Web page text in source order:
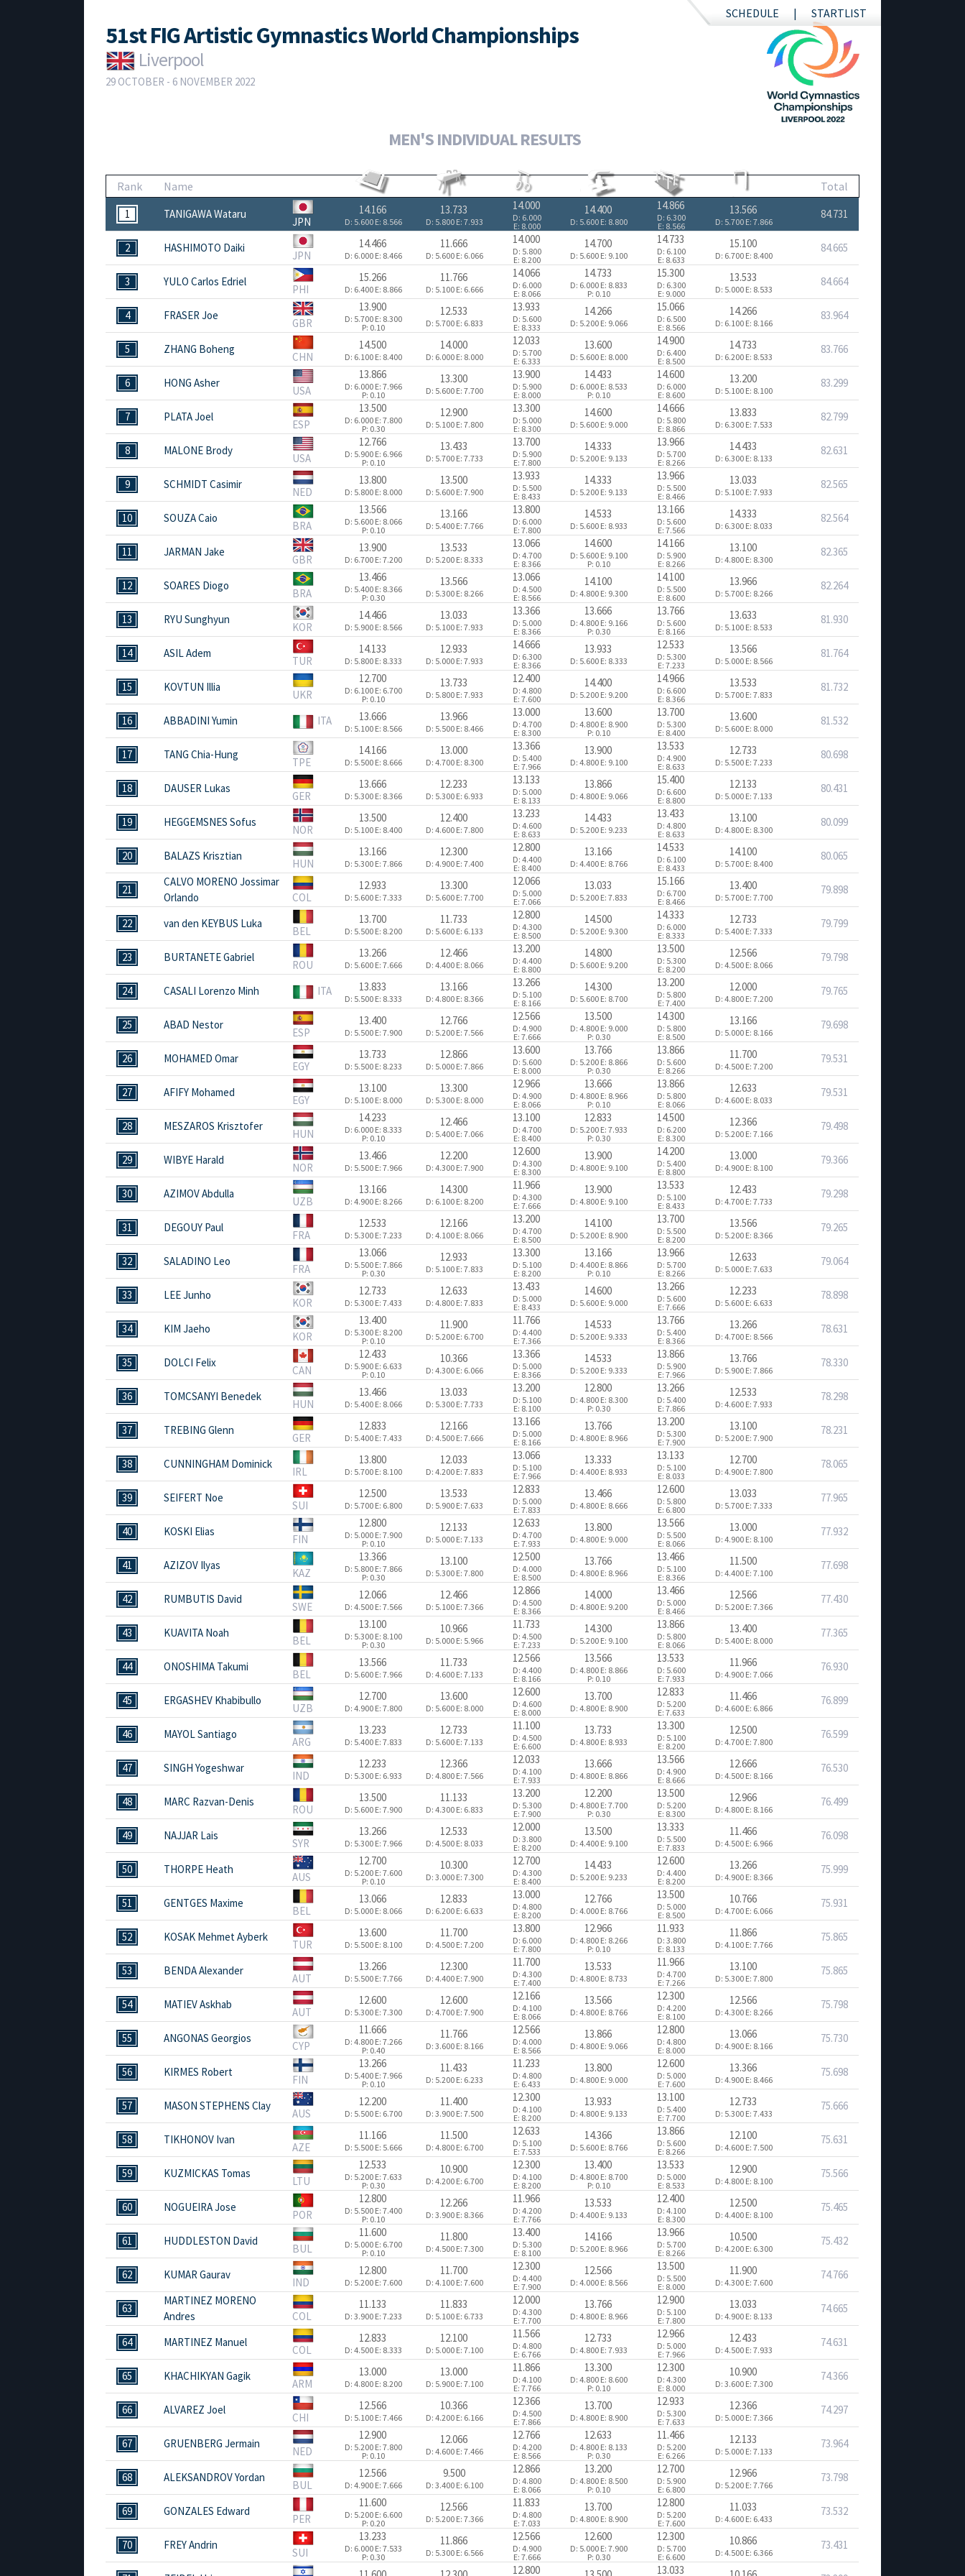
SCHEDULE STARTLIST
51st FIG Artistic Gymnastics World Championships
Liverpool
29 OCTOBER - 6 NOVEMBER 2022
MEN'S INDIVIDUAL RESULTS
Rank Name Total
1 TANIGAWA Wataru
JPN
14.166
D: 5.600 E: 8.566
13.733
D: 5.800 E: 7.933
14.000
D: 6.000
E: 8.000
14.400
D: 5.600 E: 8.800
14.866
D: 6.300
E: 8.566
13.566
D: 5.700 E: 7.866
84.731
2 HASHIMOTO Daiki
JPN
14.466
D: 6.000 E: 8.466
11.666
D: 5.600 E: 6.066
14.000
D: 5.800
E: 8.200
14.700
D: 5.600 E: 9.100
14.733
D: 6.100
E: 8.633
15.100
D: 6.700 E: 8.400
84.665
3 YULO Carlos Edriel
PHI
15.266
D: 6.400 E: 8.866
11.766
D: 5.100 E: 6.666
14.066
D: 6.000
E: 8.066
14.733
D: 6.000 E: 8.833
P: 0.10
15.300
D: 6.300
E: 9.000
13.533
D: 5.000 E: 8.533
84.664
4 FRASER Joe
GBR
13.900
D: 5.700 E: 8.300
P: 0.10
12.533
D: 5.700 E: 6.833
13.933
D: 5.600
E: 8.333
14.266
D: 5.200 E: 9.066
15.066
D: 6.500
E: 8.566
14.266
D: 6.100 E: 8.166
83.964
5 ZHANG Boheng
CHN
14.500
D: 6.100 E: 8.400
14.000
D: 6.000 E: 8.000
12.033
D: 5.700
E: 6.333
13.600
D: 5.600 E: 8.000
14.900
D: 6.400
E: 8.500
14.733
D: 6.200 E: 8.533
83.766
6 HONG Asher
USA
13.866
D: 6.000 E: 7.966
P: 0.10
13.300
D: 5.600 E: 7.700
13.900
D: 5.900
E: 8.000
14.433
D: 6.000 E: 8.533
P: 0.10
14.600
D: 6.000
E: 8.600
13.200
D: 5.100 E: 8.100
83.299
7 PLATA Joel
ESP
13.500
D: 6.000 E: 7.800
P: 0.30
12.900
D: 5.100 E: 7.800
13.300
D: 5.000
E: 8.300
14.600
D: 5.600 E: 9.000
14.666
D: 5.800
E: 8.866
13.833
D: 6.300 E: 7.533
82.799
8 MALONE Brody
USA
12.766
D: 5.900 E: 6.966
P: 0.10
13.433
D: 5.700 E: 7.733
13.700
D: 5.900
E: 7.800
14.333
D: 5.200 E: 9.133
13.966
D: 5.700
E: 8.266
14.433
D: 6.300 E: 8.133
82.631
9 SCHMIDT Casimir
NED
13.800
D: 5.800 E: 8.000
13.500
D: 5.600 E: 7.900
13.933
D: 5.500
E: 8.433
14.333
D: 5.200 E: 9.133
13.966
D: 5.500
E: 8.466
13.033
D: 5.100 E: 7.933
82.565
10 SOUZA Caio
BRA
13.566
D: 5.600 E: 8.066
P: 0.10
13.166
D: 5.400 E: 7.766
13.800
D: 6.000
E: 7.800
14.533
D: 5.600 E: 8.933
13.166
D: 5.600
E: 7.566
14.333
D: 6.300 E: 8.033
82.564
11 JARMAN Jake
GBR
13.900
D: 6.700 E: 7.200
13.533
D: 5.200 E: 8.333
13.066
D: 4.700
E: 8.366
14.600
D: 5.600 E: 9.100
P: 0.10
14.166
D: 5.900
E: 8.266
13.100
D: 4.800 E: 8.300
82.365
12 SOARES Diogo
BRA
13.466
D: 5.400 E: 8.366
P: 0.30
13.566
D: 5.300 E: 8.266
13.066
D: 4.500
E: 8.566
14.100
D: 4.800 E: 9.300
14.100
D: 5.500
E: 8.600
13.966
D: 5.700 E: 8.266
82.264
13 RYU Sunghyun
KOR
14.466
D: 5.900 E: 8.566
13.033
D: 5.100 E: 7.933
13.366
D: 5.000
E: 8.366
13.666
D: 4.800 E: 9.166
P: 0.30
13.766
D: 5.600
E: 8.166
13.633
D: 5.100 E: 8.533
81.930
14 ASIL Adem
TUR
14.133
D: 5.800 E: 8.333
12.933
D: 5.000 E: 7.933
14.666
D: 6.300
E: 8.366
13.933
D: 5.600 E: 8.333
12.533
D: 5.300
E: 7.233
13.566
D: 5.000 E: 8.566
81.764
15 KOVTUN Illia
UKR
12.700
D: 6.100 E: 6.700
P: 0.10
13.733
D: 5.800 E: 7.933
12.400
D: 4.800
E: 7.600
14.400
D: 5.200 E: 9.200
14.966
D: 6.600
E: 8.366
13.533
D: 5.700 E: 7.833
81.732
16 ABBADINI Yumin ITA 13.666
D: 5.100 E: 8.566
13.966
D: 5.500 E: 8.466
13.000
D: 4.700
E: 8.300
13.600
D: 4.800 E: 8.900
P: 0.10
13.700
D: 5.300
E: 8.400
13.600
D: 5.600 E: 8.000
81.532
17 TANG Chia-Hung
TPE
14.166
D: 5.500 E: 8.666
13.000
D: 4.700 E: 8.300
13.366
D: 5.400
E: 7.966
13.900
D: 4.800 E: 9.100
13.533
D: 4.900
E: 8.633
12.733
D: 5.500 E: 7.233
80.698
18 DAUSER Lukas
GER
13.666
D: 5.300 E: 8.366
12.233
D: 5.300 E: 6.933
13.133
D: 5.000
E: 8.133
13.866
D: 4.800 E: 9.066
15.400
D: 6.600
E: 8.800
12.133
D: 5.000 E: 7.133
80.431
19 HEGGEMSNES Sofus
NOR
13.500
D: 5.100 E: 8.400
12.400
D: 4.600 E: 7.800
13.233
D: 4.600
E: 8.633
14.433
D: 5.200 E: 9.233
13.433
D: 4.800
E: 8.633
13.100
D: 4.800 E: 8.300
80.099
20 BALAZS Krisztian
HUN
13.166
D: 5.300 E: 7.866
12.300
D: 4.900 E: 7.400
12.800
D: 4.400
E: 8.400
13.166
D: 4.400 E: 8.766
14.533
D: 6.100
E: 8.433
14.100
D: 5.700 E: 8.400
80.065
21
CALVO MORENO Jossimar
Orlando
COL
12.933
D: 5.600 E: 7.333
13.300
D: 5.600 E: 7.700
12.066
D: 5.000
E: 7.066
13.033
D: 5.200 E: 7.833
15.166
D: 6.700
E: 8.466
13.400
D: 5.700 E: 7.700
79.898
22 van den KEYBUS Luka
BEL
13.700
D: 5.500 E: 8.200
11.733
D: 5.600 E: 6.133
12.800
D: 4.300
E: 8.500
14.500
D: 5.200 E: 9.300
14.333
D: 6.000
E: 8.333
12.733
D: 5.400 E: 7.333
79.799
23 BURTANETE Gabriel
ROU
13.266
D: 5.600 E: 7.666
12.466
D: 4.400 E: 8.066
13.200
D: 4.400
E: 8.800
14.800
D: 5.600 E: 9.200
13.500
D: 5.300
E: 8.200
12.566
D: 4.500 E: 8.066
79.798
24 CASALI Lorenzo Minh ITA 13.833
D: 5.500 E: 8.333
13.166
D: 4.800 E: 8.366
13.266
D: 5.100
E: 8.166
14.300
D: 5.600 E: 8.700
13.200
D: 5.800
E: 7.400
12.000
D: 4.800 E: 7.200
79.765
25 ABAD Nestor
ESP
13.400
D: 5.500 E: 7.900
12.766
D: 5.200 E: 7.566
12.566
D: 4.900
E: 7.666
13.500
D: 4.800 E: 9.000
P: 0.30
14.300
D: 5.800
E: 8.500
13.166
D: 5.000 E: 8.166
79.698
26 MOHAMED Omar
EGY
13.733
D: 5.500 E: 8.233
12.866
D: 5.000 E: 7.866
13.600
D: 5.600
E: 8.000
13.766
D: 5.200 E: 8.866
P: 0.30
13.866
D: 5.600
E: 8.266
11.700
D: 4.500 E: 7.200
79.531
27 AFIFY Mohamed
EGY
13.100
D: 5.100 E: 8.000
13.300
D: 5.300 E: 8.000
12.966
D: 4.900
E: 8.066
13.666
D: 4.800 E: 8.966
P: 0.10
13.866
D: 5.800
E: 8.066
12.633
D: 4.600 E: 8.033
79.531
28 MESZAROS Krisztofer
HUN
14.233
D: 6.000 E: 8.333
P: 0.10
12.466
D: 5.400 E: 7.066
13.100
D: 4.700
E: 8.400
12.833
D: 5.200 E: 7.933
P: 0.30
14.500
D: 6.200
E: 8.300
12.366
D: 5.200 E: 7.166
79.498
29 WIBYE Harald
NOR
13.466
D: 5.500 E: 7.966
12.200
D: 4.300 E: 7.900
12.600
D: 4.300
E: 8.300
13.900
D: 4.800 E: 9.100
14.200
D: 5.400
E: 8.800
13.000
D: 4.900 E: 8.100
79.366
30 AZIMOV Abdulla
UZB
13.166
D: 4.900 E: 8.266
14.300
D: 6.100 E: 8.200
11.966
D: 4.300
E: 7.666
13.900
D: 4.800 E: 9.100
13.533
D: 5.100
E: 8.433
12.433
D: 4.700 E: 7.733
79.298
31 DEGOUY Paul
FRA
12.533
D: 5.300 E: 7.233
12.166
D: 4.100 E: 8.066
13.200
D: 4.700
E: 8.500
14.100
D: 5.200 E: 8.900
13.700
D: 5.500
E: 8.200
13.566
D: 5.200 E: 8.366
79.265
32 SALADINO Leo
FRA
13.066
D: 5.500 E: 7.866
P: 0.30
12.933
D: 5.100 E: 7.833
13.300
D: 5.100
E: 8.200
13.166
D: 4.400 E: 8.866
P: 0.10
13.966
D: 5.700
E: 8.266
12.633
D: 5.000 E: 7.633
79.064
33 LEE Junho
KOR
12.733
D: 5.300 E: 7.433
12.633
D: 4.800 E: 7.833
13.433
D: 5.000
E: 8.433
14.600
D: 5.600 E: 9.000
13.266
D: 5.600
E: 7.666
12.233
D: 5.600 E: 6.633
78.898
34 KIM Jaeho
KOR
13.400
D: 5.300 E: 8.200
P: 0.10
11.900
D: 5.200 E: 6.700
11.766
D: 4.400
E: 7.366
14.533
D: 5.200 E: 9.333
13.766
D: 5.400
E: 8.366
13.266
D: 4.700 E: 8.566
78.631
35 DOLCI Felix
CAN
12.433
D: 5.900 E: 6.633
P: 0.10
10.366
D: 4.300 E: 6.066
13.366
D: 5.000
E: 8.366
14.533
D: 5.200 E: 9.333
13.866
D: 5.900
E: 7.966
13.766
D: 5.900 E: 7.866
78.330
36 TOMCSANYI Benedek
HUN
13.466
D: 5.400 E: 8.066
13.033
D: 5.300 E: 7.733
13.200
D: 5.100
E: 8.100
12.800
D: 4.800 E: 8.300
P: 0.30
13.266
D: 5.400
E: 7.866
12.533
D: 4.600 E: 7.933
78.298
37 TREBING Glenn
GER
12.833
D: 5.400 E: 7.433
12.166
D: 4.500 E: 7.666
13.166
D: 5.000
E: 8.166
13.766
D: 4.800 E: 8.966
13.200
D: 5.300
E: 7.900
13.100
D: 5.200 E: 7.900
78.231
38 CUNNINGHAM Dominick
IRL
13.800
D: 5.700 E: 8.100
12.033
D: 4.200 E: 7.833
13.066
D: 5.100
E: 7.966
13.333
D: 4.400 E: 8.933
13.133
D: 5.100
E: 8.033
12.700
D: 4.900 E: 7.800
78.065
39 SEIFERT Noe
SUI
12.500
D: 5.700 E: 6.800
13.533
D: 5.900 E: 7.633
12.833
D: 5.000
E: 7.833
13.466
D: 4.800 E: 8.666
12.600
D: 5.800
E: 6.800
13.033
D: 5.700 E: 7.333
77.965
40 KOSKI Elias
FIN
12.800
D: 5.000 E: 7.900
P: 0.10
12.133
D: 5.000 E: 7.133
12.633
D: 4.700
E: 7.933
13.800
D: 4.800 E: 9.000
13.566
D: 5.500
E: 8.066
13.000
D: 4.900 E: 8.100
77.932
41 AZIZOV Ilyas
KAZ
13.366
D: 5.800 E: 7.866
P: 0.30
13.100
D: 5.300 E: 7.800
12.500
D: 4.000
E: 8.500
13.766
D: 4.800 E: 8.966
13.466
D: 5.100
E: 8.366
11.500
D: 4.400 E: 7.100
77.698
42 RUMBUTIS David
SWE
12.066
D: 4.500 E: 7.566
12.466
D: 5.100 E: 7.366
12.866
D: 4.500
E: 8.366
14.000
D: 4.800 E: 9.200
13.466
D: 5.000
E: 8.466
12.566
D: 5.200 E: 7.366
77.430
43 KUAVITA Noah
BEL
13.100
D: 5.300 E: 8.100
P: 0.30
10.966
D: 5.000 E: 5.966
11.733
D: 4.500
E: 7.233
14.300
D: 5.200 E: 9.100
13.866
D: 5.800
E: 8.066
13.400
D: 5.400 E: 8.000
77.365
44 ONOSHIMA Takumi
BEL
13.566
D: 5.600 E: 7.966
11.733
D: 4.600 E: 7.133
12.566
D: 4.400
E: 8.166
13.566
D: 4.800 E: 8.866
P: 0.10
13.533
D: 5.600
E: 7.933
11.966
D: 4.900 E: 7.066
76.930
45 ERGASHEV Khabibullo
UZB
12.700
D: 4.900 E: 7.800
13.600
D: 5.600 E: 8.000
12.600
D: 4.600
E: 8.000
13.700
D: 4.800 E: 8.900
12.833
D: 5.200
E: 7.633
11.466
D: 4.600 E: 6.866
76.899
46 MAYOL Santiago
ARG
13.233
D: 5.400 E: 7.833
12.733
D: 5.600 E: 7.133
11.100
D: 4.500
E: 6.600
13.733
D: 4.800 E: 8.933
13.300
D: 5.100
E: 8.200
12.500
D: 4.700 E: 7.800
76.599
47 SINGH Yogeshwar
IND
12.233
D: 5.300 E: 6.933
12.366
D: 4.800 E: 7.566
12.033
D: 4.100
E: 7.933
13.666
D: 4.800 E: 8.866
13.566
D: 4.900
E: 8.666
12.666
D: 4.500 E: 8.166
76.530
48 MARC Razvan-Denis
ROU
13.500
D: 5.600 E: 7.900
11.133
D: 4.300 E: 6.833
13.200
D: 5.300
E: 7.900
12.200
D: 4.800 E: 7.700
P: 0.30
13.500
D: 5.200
E: 8.300
12.966
D: 4.800 E: 8.166
76.499
49 NAJJAR Lais
SYR
13.266
D: 5.300 E: 7.966
12.533
D: 4.500 E: 8.033
12.000
D: 3.800
E: 8.200
13.500
D: 4.400 E: 9.100
13.333
D: 5.500
E: 7.833
11.466
D: 4.500 E: 6.966
76.098
50 THORPE Heath
AUS
12.700
D: 5.200 E: 7.600
P: 0.10
10.300
D: 3.000 E: 7.300
12.700
D: 4.300
E: 8.400
14.433
D: 5.200 E: 9.233
12.600
D: 4.400
E: 8.200
13.266
D: 4.900 E: 8.366
75.999
51 GENTGES Maxime
BEL
13.066
D: 5.000 E: 8.066
12.833
D: 6.200 E: 6.633
13.000
D: 4.800
E: 8.200
12.766
D: 4.000 E: 8.766
13.500
D: 5.000
E: 8.500
10.766
D: 4.700 E: 6.066
75.931
52 KOSAK Mehmet Ayberk
TUR
13.600
D: 5.500 E: 8.100
11.700
D: 4.500 E: 7.200
13.800
D: 6.000
E: 7.800
12.966
D: 4.800 E: 8.266
P: 0.10
11.933
D: 3.800
E: 8.133
11.866
D: 4.100 E: 7.766
75.865
53 BENDA Alexander
AUT
13.266
D: 5.500 E: 7.766
12.300
D: 4.400 E: 7.900
11.700
D: 4.300
E: 7.400
13.533
D: 4.800 E: 8.733
11.966
D: 4.700
E: 7.266
13.100
D: 5.300 E: 7.800
75.865
54 MATIEV Askhab
AUT
12.600
D: 5.300 E: 7.300
12.600
D: 4.700 E: 7.900
12.166
D: 4.100
E: 8.066
13.566
D: 4.800 E: 8.766
12.300
D: 4.200
E: 8.100
12.566
D: 4.300 E: 8.266
75.798
55 ANGONAS Georgios
CYP
11.666
D: 4.800 E: 7.266
P: 0.40
11.766
D: 3.600 E: 8.166
12.566
D: 4.000
E: 8.566
13.866
D: 4.800 E: 9.066
12.800
D: 4.800
E: 8.000
13.066
D: 4.900 E: 8.166
75.730
56 KIRMES Robert
FIN
13.266
D: 5.400 E: 7.966
P: 0.10
11.433
D: 5.200 E: 6.233
11.233
D: 4.800
E: 6.433
13.800
D: 4.800 E: 9.000
12.600
D: 5.000
E: 7.600
13.366
D: 4.900 E: 8.466
75.698
57 MASON STEPHENS Clay
AUS
12.200
D: 5.500 E: 6.700
11.400
D: 3.900 E: 7.500
12.300
D: 4.100
E: 8.200
13.933
D: 4.800 E: 9.133
13.100
D: 5.400
E: 7.700
12.733
D: 5.300 E: 7.433
75.666
58 TIKHONOV Ivan
AZE
11.166
D: 5.500 E: 5.666
11.500
D: 4.800 E: 6.700
12.633
D: 5.100
E: 7.533
14.366
D: 5.600 E: 8.766
13.866
D: 5.600
E: 8.266
12.100
D: 4.600 E: 7.500
75.631
59 KUZMICKAS Tomas
LTU
12.533
D: 5.200 E: 7.633
P: 0.30
10.900
D: 4.200 E: 6.700
12.300
D: 4.100
E: 8.200
13.400
D: 4.800 E: 8.700
P: 0.10
13.533
D: 5.000
E: 8.533
12.900
D: 4.800 E: 8.100
75.566
60 NOGUEIRA Jose
POR
12.800
D: 5.500 E: 7.400
P: 0.10
12.266
D: 3.900 E: 8.366
11.966
D: 4.200
E: 7.766
13.533
D: 4.400 E: 9.133
12.400
D: 4.100
E: 8.300
12.500
D: 4.400 E: 8.100
75.465
61 HUDDLESTON David
BUL
11.600
D: 5.000 E: 6.700
P: 0.10
11.800
D: 4.500 E: 7.300
13.400
D: 5.300
E: 8.100
14.166
D: 5.200 E: 8.966
13.966
D: 5.700
E: 8.266
10.500
D: 4.200 E: 6.300
75.432
62 KUMAR Gaurav
IND
12.800
D: 5.200 E: 7.600
11.700
D: 4.100 E: 7.600
12.300
D: 4.400
E: 7.900
12.566
D: 4.000 E: 8.566
13.500
D: 5.500
E: 8.000
11.900
D: 4.300 E: 7.600
74.766
63
MARTINEZ MORENO
Andres
COL
11.133
D: 3.900 E: 7.233
11.833
D: 5.100 E: 6.733
12.000
D: 4.300
E: 7.700
13.766
D: 4.800 E: 8.966
12.900
D: 5.100
E: 7.800
13.033
D: 4.900 E: 8.133
74.665
64 MARTINEZ Manuel
COL
12.833
D: 4.500 E: 8.333
12.100
D: 5.000 E: 7.100
11.566
D: 4.800
E: 6.766
12.733
D: 4.800 E: 7.933
12.966
D: 5.000
E: 7.966
12.433
D: 4.500 E: 7.933
74.631
65 KHACHIKYAN Gagik
ARM
13.000
D: 4.800 E: 8.200
13.000
D: 5.900 E: 7.100
11.866
D: 4.100
E: 7.766
13.300
D: 4.800 E: 8.600
P: 0.10
12.300
D: 4.300
E: 8.000
10.900
D: 3.600 E: 7.300
74.366
66 ALVAREZ Joel
CHI
12.566
D: 5.100 E: 7.466
10.366
D: 4.200 E: 6.166
12.366
D: 4.500
E: 7.866
13.700
D: 4.800 E: 8.900
12.933
D: 5.300
E: 7.633
12.366
D: 5.000 E: 7.366
74.297
67 GRUENBERG Jermain
NED
12.900
D: 5.200 E: 7.800
P: 0.10
12.066
D: 4.600 E: 7.466
12.766
D: 4.200
E: 8.566
12.633
D: 4.800 E: 8.133
P: 0.30
11.466
D: 5.200
E: 6.266
12.133
D: 5.000 E: 7.133
73.964
68 ALEKSANDROV Yordan
BUL
12.566
D: 4.900 E: 7.666
9.500
D: 3.400 E: 6.100
12.866
D: 4.800
E: 8.066
13.200
D: 4.800 E: 8.500
P: 0.10
12.700
D: 5.900
E: 6.800
12.966
D: 5.200 E: 7.766
73.798
69 GONZALES Edward
PER
11.600
D: 5.200 E: 6.600
P: 0.20
12.566
D: 5.200 E: 7.366
11.833
D: 4.800
E: 7.033
13.700
D: 4.800 E: 8.900
12.800
D: 5.200
E: 7.600
11.033
D: 4.600 E: 6.433
73.532
70 FREY Andrin
SUI
13.233
D: 6.000 E: 7.533
P: 0.30
11.866
D: 5.300 E: 6.566
12.566
D: 4.900
E: 7.666
12.600
D: 5.000 E: 7.900
P: 0.30
12.300
D: 5.700
E: 6.600
10.866
D: 4.500 E: 6.366
73.431
12.800 13.033